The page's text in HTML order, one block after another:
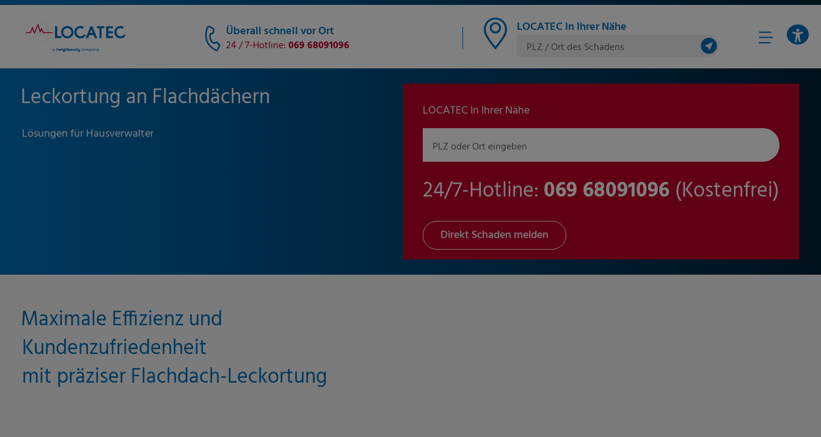
Überall schnell vor Ort
24 / 7-Hotline:069 68091096
LOCATEC In Ihrer Nähe
PLZ / Ort des Schadens
Leckortung an Flachdächern
Lösungen für Hausverwalter
LOCATEC In Ihrer Nähe
PLZ oder Ort eingeben
24/7-Hotline: 069 68091096 (Kostenfrei)
Direkt Schaden melden
Maximale Effizienz und
Kundenzufriedenheit
mit präziser Flachdach-Leckortung